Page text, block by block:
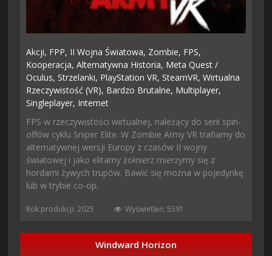
Akcji, FPP, II Wojna Światowa, Zombie, FPS,
Kooperacja,Alternatywna Historia, Meta Quest /
Oculus,Strzelanki, PlayStation VR,SteamVR,Wirtualna
Rzeczywistość (VR), Bardzo Brutalne, Multiplayer,
Singleplayer, Internet
FPS w rzeczywistości wirtualnej, należący do serii spin-
offów cyklu Sniper Elite. W Zombie Army VR trafiamy do
alternatywnej wersji Europy z czasów II wojny
światowej i jako elitarny żołnierz mierzymy się z
hordami żywych trupów. Bawić się można w pojedynkę
lub w trybie co-op.
Rok produkcji: 2025 Wyświetleń: 5591
Windward Horizon